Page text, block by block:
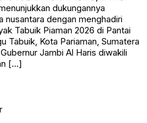
dukungannya
nusantara dengan menghadiri
Tabuik Piaman 2026 di Pantai
Tabuik, Kota Pariaman, Sumatera
Jambi Al Haris diwakili
[…]